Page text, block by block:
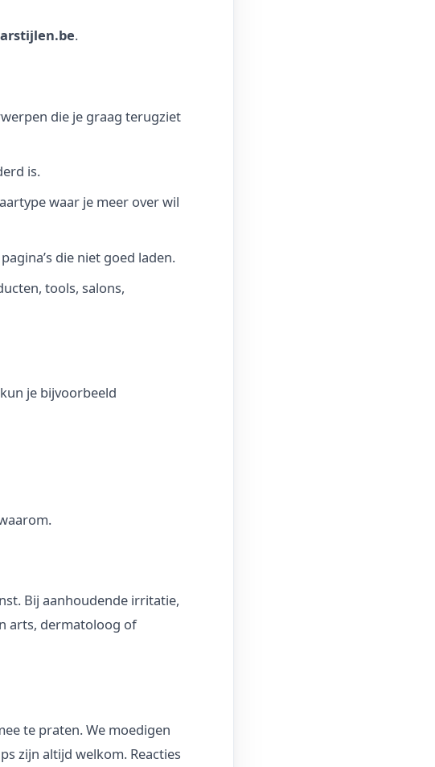
.
die je graag terugziet
is.
waar je meer over wil
die niet goed laden.
tools, salons,
je bijvoorbeeld
Bij aanhoudende irritatie,
arts, dermatoloog of
te praten. We moedigen
zijn altijd welkom. Reacties